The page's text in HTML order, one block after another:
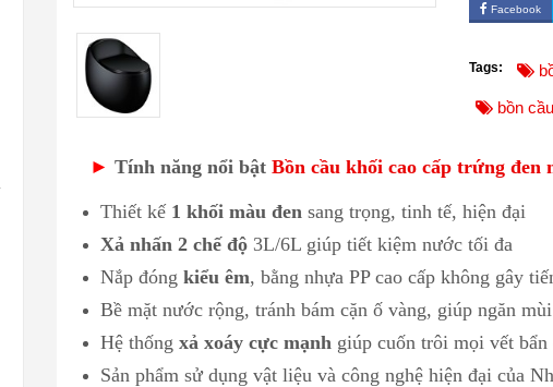
Facebook
Tags:
bồn
► Tính năng nổi bật Bồn cầu khối cao cấp trứng đen
Thiết kế 1 khối màu đen sang trọng, tinh tế, hiện đại
Xả nhấn 2 chế độ 3L/6L giúp tiết kiệm nước tối đa
Nắp đóng kiểu êm, bằng nhựa PP cao cấp không gây
Bề mặt nước rộng, tránh bám cặn ố vàng, giúp ngăn
Hệ thống xả xoáy cực mạnh giúp cuốn trôi mọi vết bẩn
Sản phẩm sử dụng vật liệu và công nghệ hiện đại của